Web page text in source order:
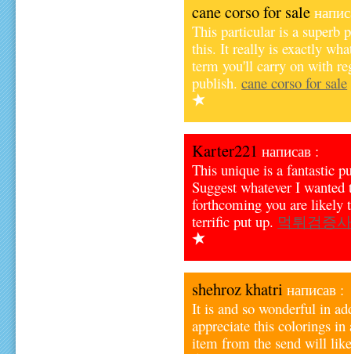
cane corso for sale
This particular is a superb
this. It really is exactly
term you'll carry on with
publish.cane corso for sale
Karter221 написав :
This unique is a fantastic
Suggest whatever I
forthcoming you are likely
terrific put up. 먹튀검증
shehroz khatri написав :
It is and so wonderful in
appreciate this colorings
item from the send will